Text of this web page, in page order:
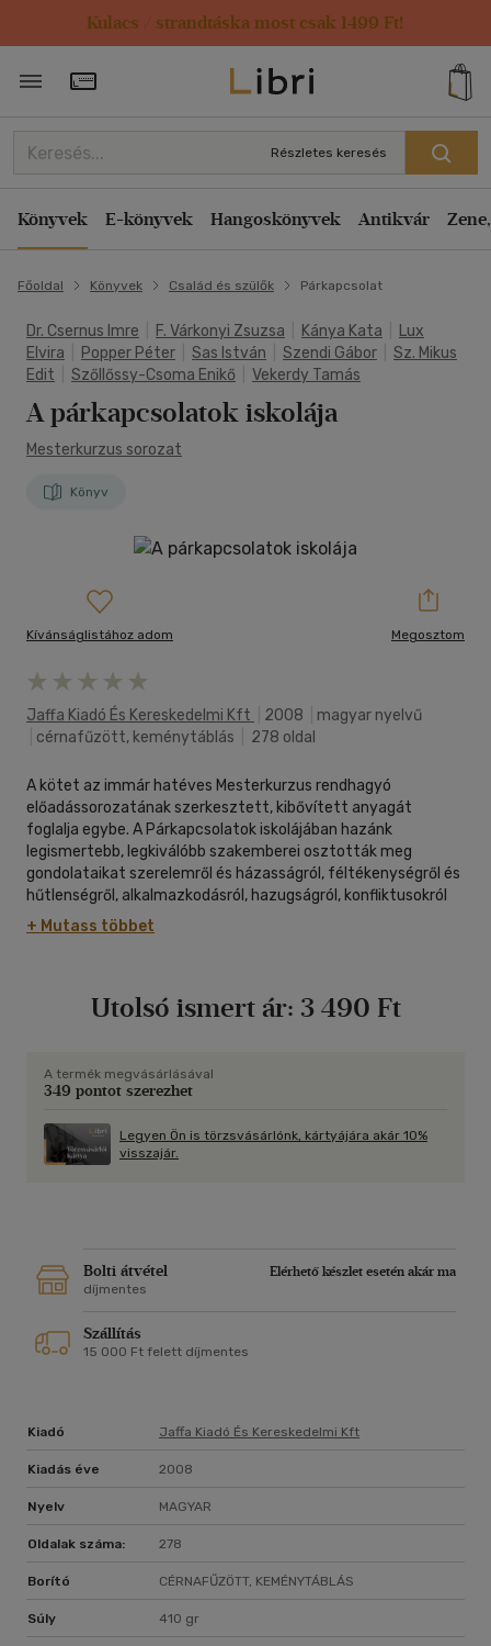
Kulacs / strandtáska most csak 1499 Ft!
Törzsvásárlói Kártya adatai
Részletes keresés
Könyvek E-könyvek Hangoskönyvek Antikvár
Főoldal Könyvek Család és szülők Párkapcsolat
Dr. Csernus Imre F. Várkonyi Zsuzsa Kánya Kata
Lux
Elvira
Popper Péter Sas István Szendi Gábor
Sz. Mikus
Edit
Szőllőssy-Csoma Enikő Vekerdy Tamás
A párkapcsolatok iskolája
Mesterkurzus sorozat
Könyv
Kívánságlistához adom Megosztom
Jaffa Kiadó És Kereskedelmi Kft 2008
magyar nyelvű
cérnafűzött, keménytáblás 278 oldal
A kötet az immár hatéves Mesterkurzus rendhagyó
előadássorozatának szerkesztett, kibővített anyagát
foglalja egybe. A Párkapcsolatok iskolájában hazánk
legismertebb, legkiválóbb szakemberei osztották meg
gondolataikat szerelemről és házasságról, féltékenységről és
hűtlenségről, alkalmazkodásról, hazugságról, konfliktusokról
és szexről. A kérdés, amely a kurzust életre hívta: vajon mi a
baj manapság a párkapcsolatokkal? Miért olyan rettenetesen
egyre kevésbé értjük egymást? Hová tart ez a folyamat?
megkeseredett hétköznapok várjanak ránk egy idegenné vált
ember oldalán? A könyv tíz neves szerzője úgy véli,
elszántságot, akaraterőt, szeretetet és rengeteg munkát
követel � de járható, és megéri az erőfeszítést.
+ Mutass többet
Utolsó ismert ár: 3 490 Ft
A termék megvásárlásával
349 pontot szerezhet
Legyen Ön is törzsvásárlónk, kártyájára akár 10%
visszajár.
Bolti átvétel
Elérhető készlet esetén akár ma
díjmentes
Szállítás
15 000 Ft felett díjmentes
Kiadó Jaffa Kiadó És Kereskedelmi Kft
Kiadás éve 2008
Nyelv MAGYAR
Oldalak száma: 278
Borító CÉRNAFŰZÖTT, KEMÉNYTÁBLÁS
Súly 410 gr